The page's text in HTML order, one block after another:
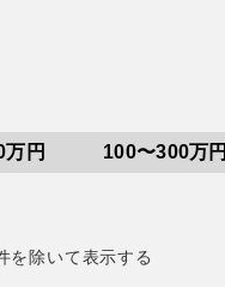
万円 100〜300万円
を除いて表示する